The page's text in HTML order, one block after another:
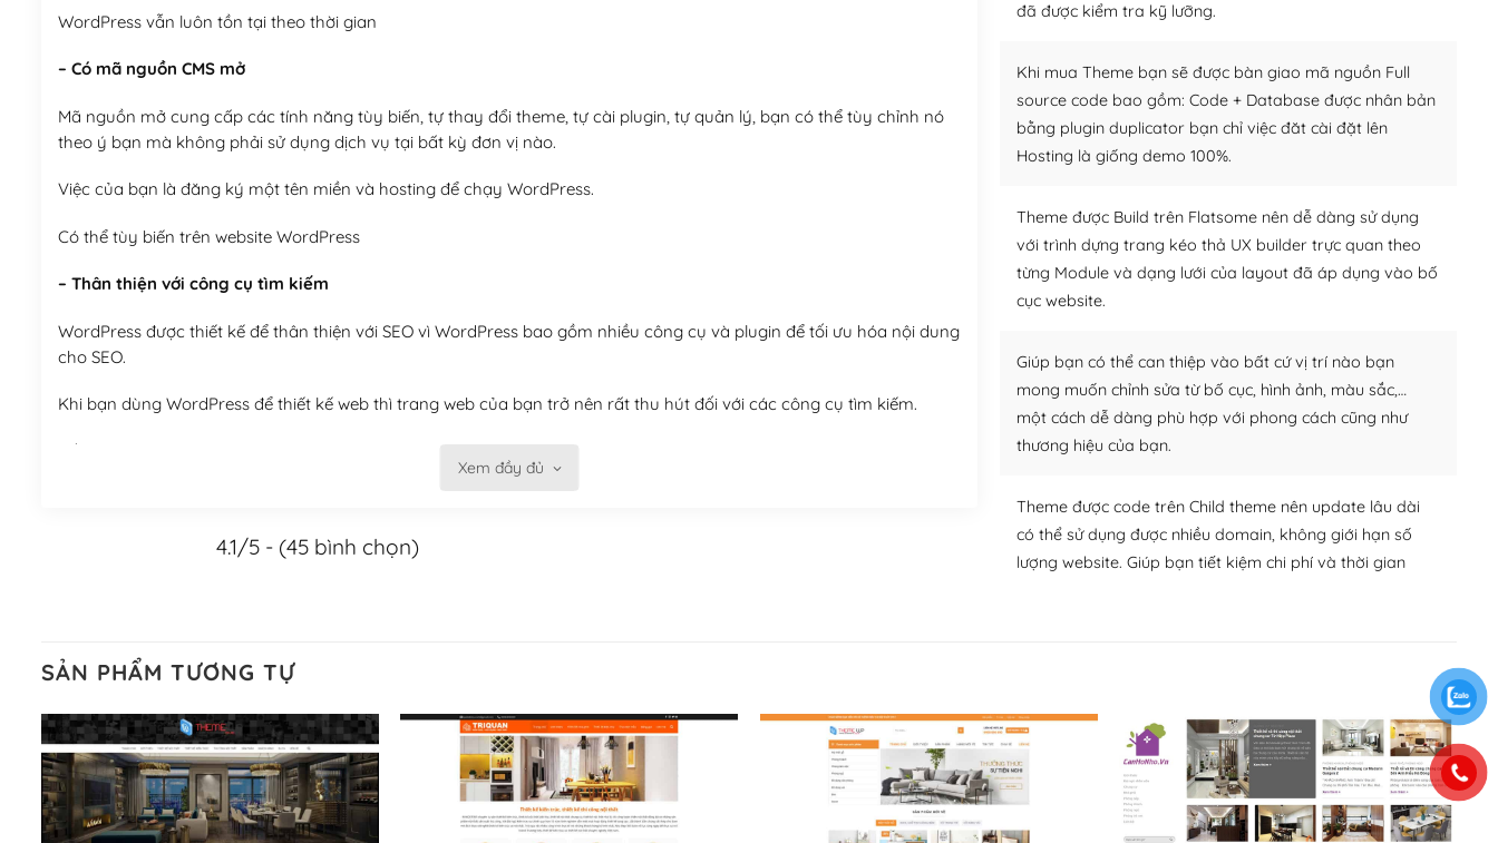
WordPress vẫn luôn tồn tại theo thời gian
– Có mã nguồn CMS mở
Mã nguồn mở cung cấp các tính năng tùy biến, tự thay đổi theme, tự cài plugin, tự quản lý, bạn có thể tùy chỉnh nó
theo ý bạn mà không phải sử dụng dịch vụ tại bất kỳ đơn vị nào.
Việc của bạn là đăng ký một tên miền và hosting để chạy WordPress.
Có thể tùy biến trên website WordPress
– Thân thiện với công cụ tìm kiếm
WordPress được thiết kế để thân thiện với SEO vì WordPress bao gồm nhiều công cụ và plugin để tối ưu hóa nội dung
cho SEO.
Khi bạn dùng WordPress để thiết kế web thì trang web của bạn trở nên rất thu hút đối với các công cụ tìm kiếm.
Tối ưu hóa công cụ tìm kiếm
Khi bạn sử dụng WordPress, thì vấn đề giao diện của bạn trở nên dễ dàng và nhanh chóng. Với kho Theme
– Sở hữu một cộng đồng lớn, sẵn sàng hỗ trợ
WordPress là nơi lưu trữ cho một diễn đàn cộng đồng khổng lồ được kiểm duyệt bởi các nhân viên và những người
cuồng tín WordPress.
Xem đầy đủ
4.1/5 - (45 bình chọn)
đã được kiểm tra kỹ lưỡng.
Khi mua Theme bạn sẽ được bàn giao mã nguồn Full
source code bao gồm: Code + Database được nhân bản
bằng plugin duplicator bạn chỉ việc đăt cài đặt lên
Hosting là giống demo 100%.
Theme được Build trên Flatsome nên dễ dàng sử dụng
với trình dựng trang kéo thả UX builder trực quan theo
từng Module và dạng lưới của layout đã áp dụng vào bố
cục website.
Giúp bạn có thể can thiệp vào bất cứ vị trí nào bạn
mong muốn chỉnh sửa từ bố cục, hình ảnh, màu sắc,…
một cách dễ dàng phù hợp với phong cách cũng như
thương hiệu của bạn.
Theme được code trên Child theme nên update lâu dài
có thể sử dụng được nhiều domain, không giới hạn số
lượng website. Giúp bạn tiết kiệm chi phí và thời gian
SẢN PHẨM TƯƠNG TỰ